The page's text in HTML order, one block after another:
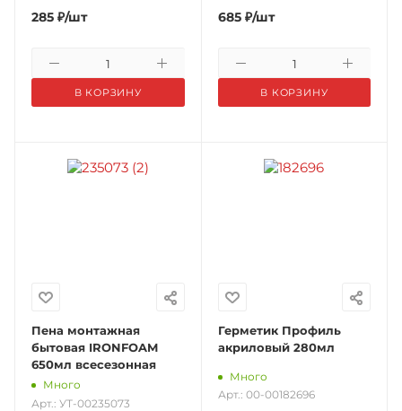
285 ₽/шт
В КОРЗИНУ
685₽/шт
В КОРЗИНУ
Пена монтажная
бытовая IRONFOAM
650мл всесезонная
Много
Арт.: УТ-00235073
Герметик Профиль
акриловый 280мл
Много
Арт.: 00-00182696